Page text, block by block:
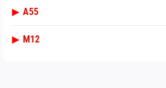
▶ A55
▶ M12